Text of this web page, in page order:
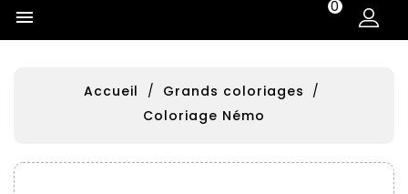

0
Accueil
Grands coloriages
Coloriage Némo